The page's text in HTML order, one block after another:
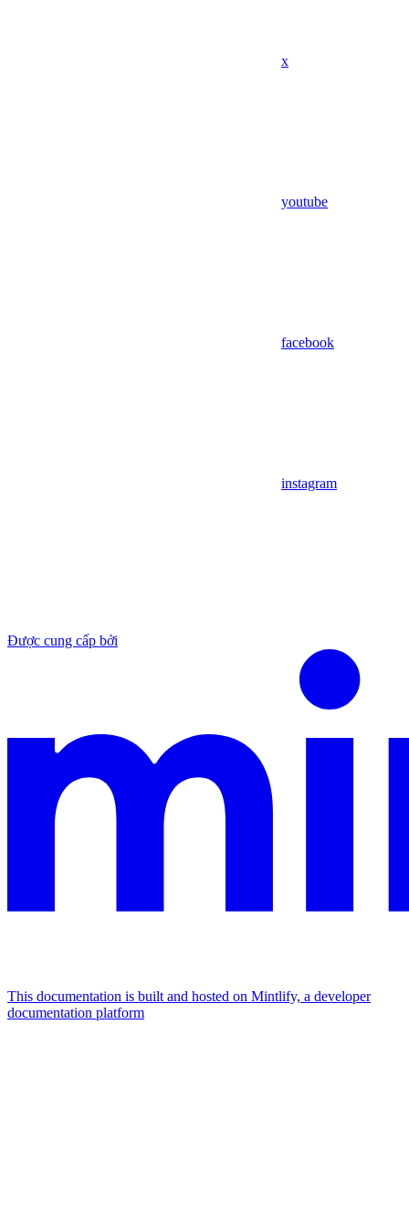
x
youtube
facebook
instagram
Được cung cấp bởi
This documentation is built and hosted on Mintlify, a developer
documentation platform